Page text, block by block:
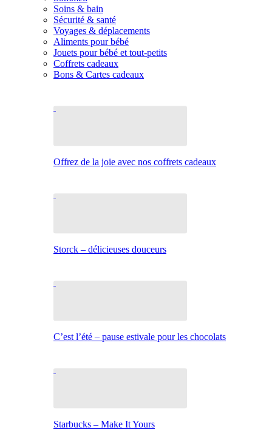
Soins & bain
Sécurité & santé
Voyages & déplacements
Aliments pour bébé
Jouets pour bébé et tout-petits
Coffrets cadeaux
Bons & Cartes cadeaux
Offrez de la joie avec nos coffrets cadeaux
Storck – délicieuses douceurs
C’est l’été – pause estivale pour les chocolats
Starbucks – Make It Yours